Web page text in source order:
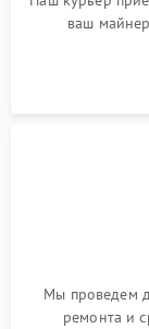
ваш
Мы проведем
ремонта и